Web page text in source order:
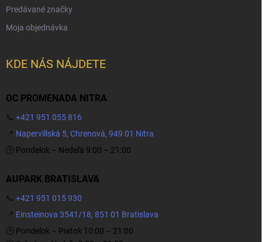
Predávané značky
Moja objednávka
KDE NÁS NÁJDETE
OC PROMENADA NITRA
📞 +421 951 055 816
📍 Napervillská 5, Chrenová, 949 01 Nitra
🕒 Pondelok – Nedeľa 9:00 – 21:00
AUPARK BRATISLAVA
📞 +421 951 015 930
📍 Einsteinova 3541/18, 851 01 Bratislava
🕒 Pondelok – Piatok 10:00 – 21:00